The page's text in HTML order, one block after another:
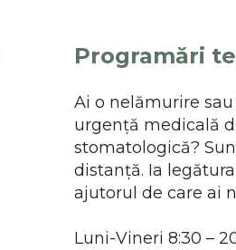
Programări
Ai o nelămurire
urgență medicală
stomatologică?
distanță. Ia
ajutorul de care ai
Luni-Vineri 8:30 –